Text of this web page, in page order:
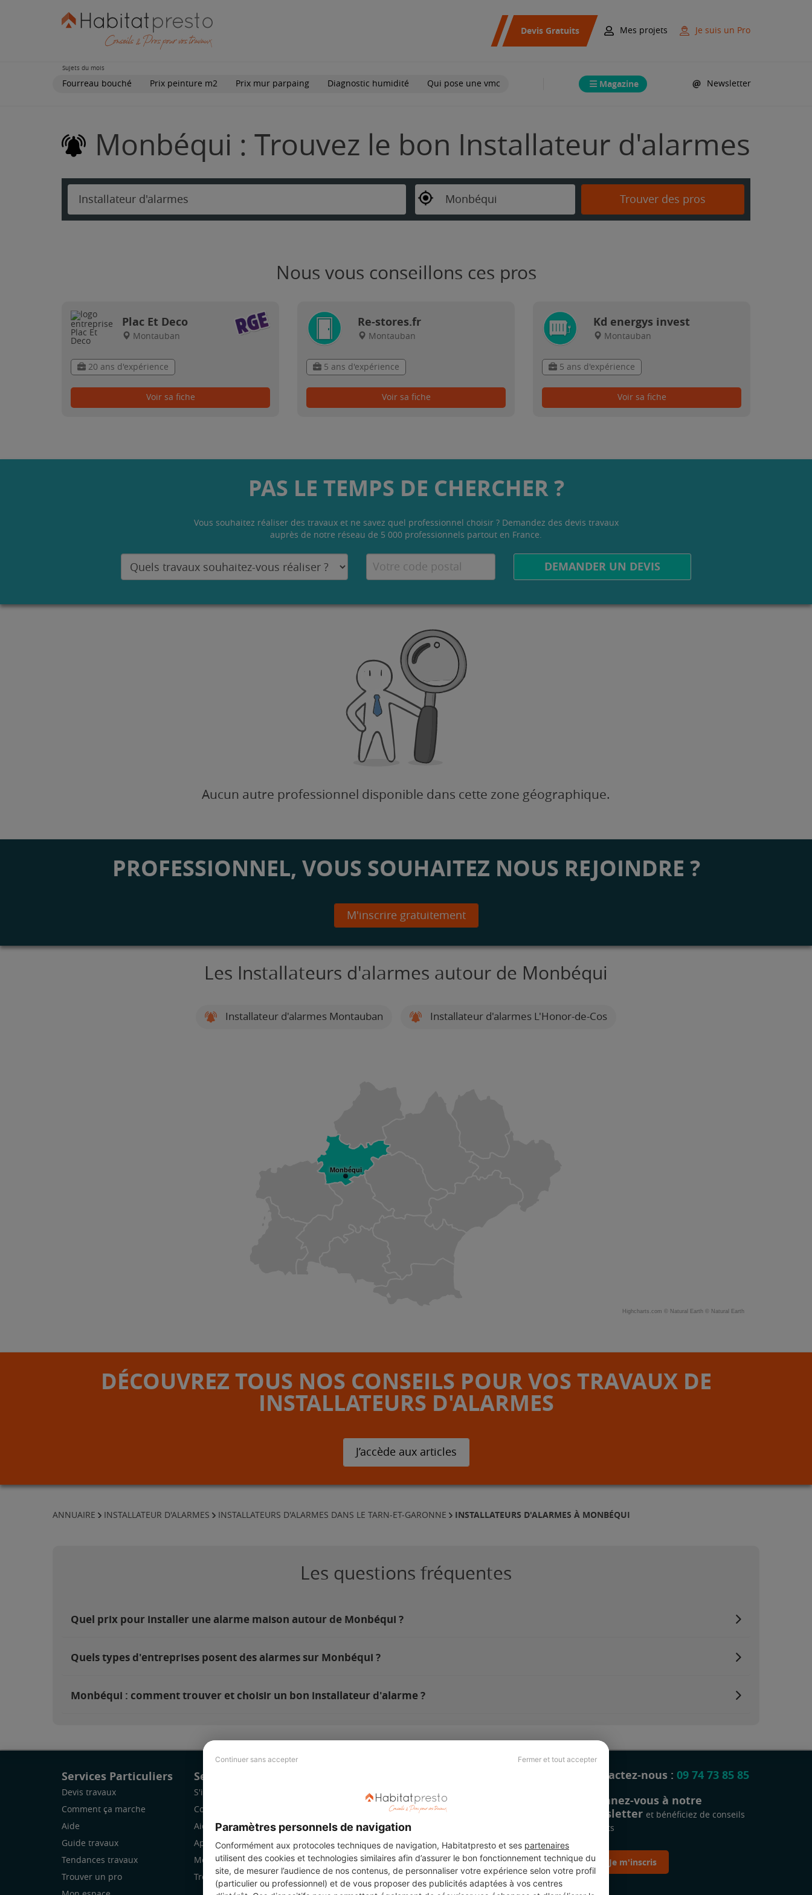
Continuer sans accepter Fermer et tout accepter
Paramètres personnels de navigation
Conformément aux protocoles techniques de navigation, Habitatpresto et ses partenaires
utilisent des cookies et technologies similaires afin d’assurer le bon fonctionnement technique du
site, de mesurer l’audience de nos contenus, de personnaliser votre expérience selon votre profil
(particulier ou professionnel) et de vous proposer des publicités adaptées à vos centres
Devis Gratuits Mes projets Je suis un Pro
Sujets du mois
Fourreau bouché Prix peinture m2 Prix mur parpaing Diagnostic humidité Qui pose une vmc Magazine Newsletter
Monbéqui : Trouvez le bon Installateur d'alarmes
Installateur d'alarmes Monbéqui Trouver des pros
Nous vous conseillons ces pros
Plac Et Deco
Montauban
20 ans d'expérience
Voir sa fiche
Re-stores.fr
Montauban
5 ans d'expérience
Voir sa fiche
Kd energys invest
Montauban
5 ans d'expérience
Voir sa fiche
PAS LE TEMPS DE CHERCHER ?
Vous souhaitez réaliser des travaux et ne savez quel professionnel choisir ? Demandez des devis travaux
auprès de notre réseau de 5 000 professionnels partout en France.
DEMANDER UN DEVIS
Aucun autre professionnel disponible dans cette zone géographique.
PROFESSIONNEL, VOUS SOUHAITEZ NOUS REJOINDRE ?
M'inscrire gratuitement
Les Installateurs d'alarmes autour de Monbéqui
Installateur d'alarmes Montauban Installateur d'alarmes L'Honor-de-Cos
Monbéqui
Highcharts.com © Natural Earth © Natural Earth
DÉCOUVREZ TOUS NOS CONSEILS POUR VOS TRAVAUX DE
INSTALLATEURS D'ALARMES
J’accède aux articles
ANNUAIRE INSTALLATEUR D'ALARMES INSTALLATEURS D'ALARMES DANS LE TARN-ET-GARONNE INSTALLATEURS D'ALARMES À MONBÉQUI
Les questions fréquentes
Quel prix pour installer une alarme maison autour de Monbéqui ?
Quels types d'entreprises posent des alarmes sur Monbéqui ?
Monbéqui : comment trouver et choisir un bon installateur d'alarme ?
Services Particuliers
Devis travaux
Comment ça marche
Aide
Guide travaux
Tendances travaux
Trouver un pro
Services Pro
S'inscrire
Comment ça marche
Aide
Application Mobile
Mon espace
Trouver des chantiers
Revue de presse
Légal
Charte cookies
Contactez-nous : 09 74 73 85 85
Abonnez-vous à notre
newsletter et bénéficiez de conseils
gratuits
Je m'inscris